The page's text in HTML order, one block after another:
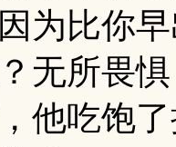
为比你
无所畏
他吃饱